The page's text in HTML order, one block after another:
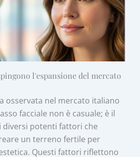
l'espansione del mercato
osservata nel mercato italiano
facciale non è casuale; è il
potenti fattori che
un terreno fertile per
Questi fattori riflettono